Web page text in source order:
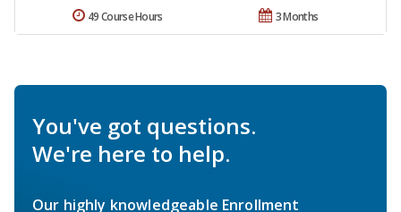
3 Months
49 Course Hours
You've got questions.
We're here to help.
Our highly knowledgeable Enrollment